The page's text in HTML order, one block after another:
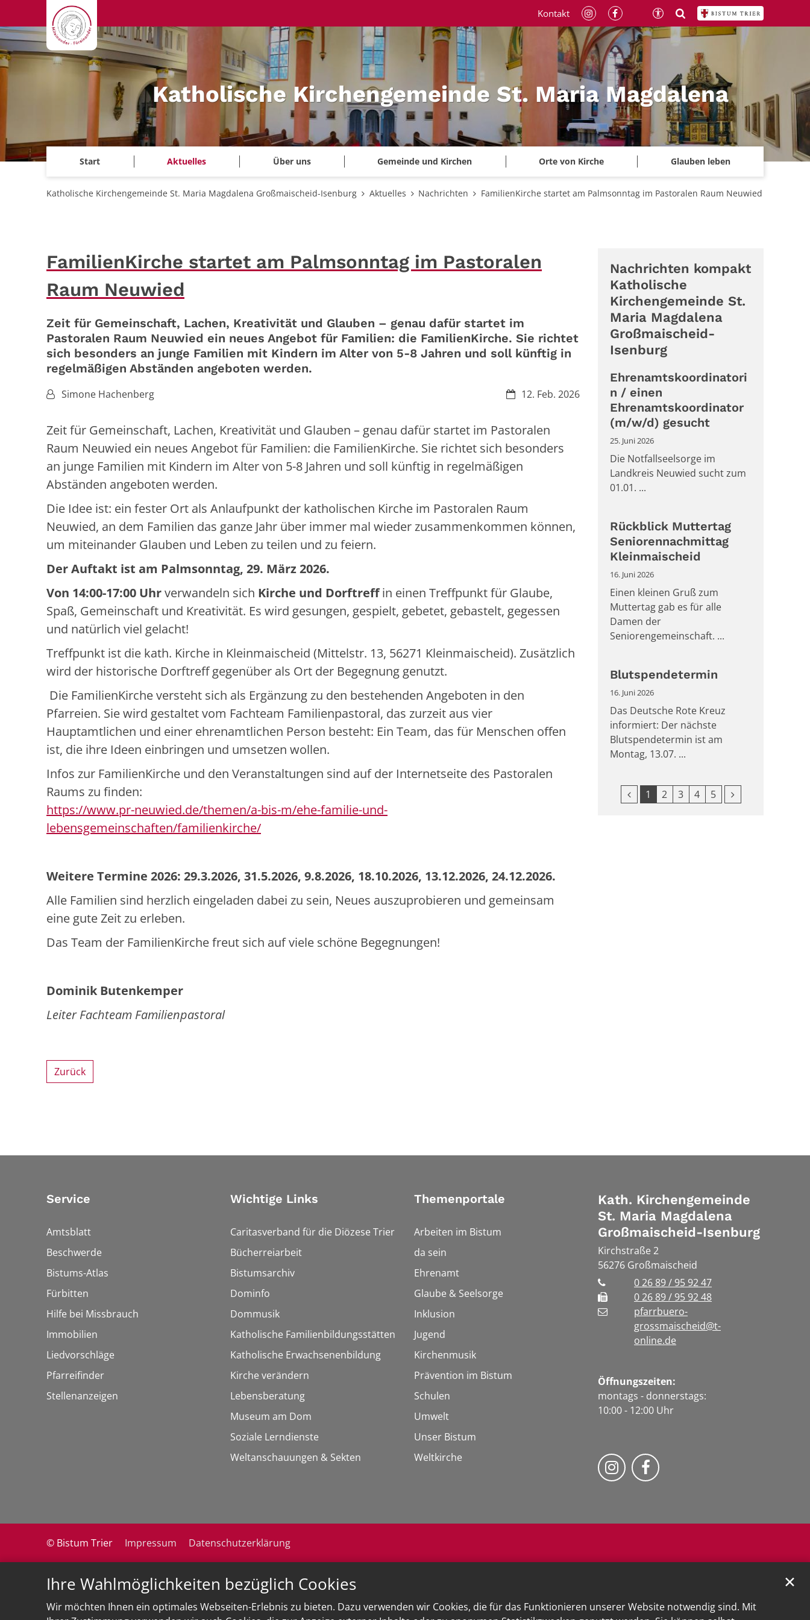
Ihre Wahlmöglichkeiten bezüglich Cookies
Wir möchten Ihnen ein optimales Webseiten-Erlebnis zu bieten. Dazu verwenden wir Cookies, die für das Funktionieren unserer Website notwendig sind. Mit
✕
Zum Inhalt springen
Katholische Kirchengemeinde St. Maria Magdalena
Start Aktuelles Über uns Gemeinde und Kirchen Orte von Kirche Glauben leben
Kontakt
Katholische Kirchengemeinde St. Maria Magdalena Großmaischeid-Isenburg Aktuelles Nachrichten FamilienKirche startet am Palmsonntag im Pastoralen Raum Neuwied
FamilienKirche startet am Palmsonntag im Pastoralen
Raum Neuwied
Zeit für Gemeinschaft, Lachen, Kreativität und Glauben – genau dafür startet im
Pastoralen Raum Neuwied ein neues Angebot für Familien: die FamilienKirche. Sie richtet
sich besonders an junge Familien mit Kindern im Alter von 5-8 Jahren und soll künftig in
regelmäßigen Abständen angeboten werden.
Datum:12. Feb. 2026
Von:Simone Hachenberg
Zeit für Gemeinschaft, Lachen, Kreativität und Glauben – genau dafür startet im Pastoralen
Raum Neuwied ein neues Angebot für Familien: die FamilienKirche. Sie richtet sich besonders
an junge Familien mit Kindern im Alter von 5-8 Jahren und soll künftig in regelmäßigen
Abständen angeboten werden.
Die Idee ist: ein fester Ort als Anlaufpunkt der katholischen Kirche im Pastoralen Raum
Neuwied, an dem Familien das ganze Jahr über immer mal wieder zusammenkommen können,
um miteinander Glauben und Leben zu teilen und zu feiern.
Der Auftakt ist am Palmsonntag, 29. März 2026.
Von 14:00-17:00 Uhrverwandeln sich Kirche und Dorftreffin einen Treffpunkt für Glaube,
Spaß, Gemeinschaft und Kreativität. Es wird gesungen, gespielt, gebetet, gebastelt, gegessen
und natürlich viel gelacht!
Treffpunkt ist die kath. Kirche in Kleinmaischeid (Mittelstr. 13, 56271 Kleinmaischeid). Zusätzlich
wird der historische Dorftreff gegenüber als Ort der Begegnung genutzt.
Die FamilienKirche versteht sich als Ergänzung zu den bestehenden Angeboten in den
Pfarreien. Sie wird gestaltet vom Fachteam Familienpastoral, das zurzeit aus vier
Hauptamtlichen und einer ehrenamtlichen Person besteht: Ein Team, das für Menschen offen
ist, die ihre Ideen einbringen und umsetzen wollen.
Infos zur FamilienKirche und den Veranstaltungen sind auf der Internetseite des Pastoralen
Raums zu finden:
https://www.pr-neuwied.de/themen/a-bis-m/ehe-familie-und-
lebensgemeinschaften/familienkirche/
Weitere Termine 2026: 29.3.2026, 31.5.2026, 9.8.2026, 18.10.2026, 13.12.2026, 24.12.2026.
Alle Familien sind herzlich eingeladen dabei zu sein, Neues auszuprobieren und gemeinsam
eine gute Zeit zu erleben.
Das Team der FamilienKirche freut sich auf viele schöne Begegnungen!
Dominik Butenkemper
Leiter Fachteam Familienpastoral
Zurück
Nachrichten kompakt
Katholische
Kirchengemeinde St.
Maria Magdalena
Großmaischeid-
Isenburg
Ehrenamtskoordinatori
n / einen
Ehrenamtskoordinator
(m/w/d) gesucht
25. Juni 2026
Die Notfallseelsorge im
Landkreis Neuwied sucht zum
01.01. ...
Rückblick Muttertag
Seniorennachmittag
Kleinmaischeid
16. Juni 2026
Einen kleinen Gruß zum
Muttertag gab es für alle
Damen der
Seniorengemeinschaft. ...
Blutspendetermin
16. Juni 2026
Das Deutsche Rote Kreuz
informiert: Der nächste
Blutspendetermin ist am
Montag, 13.07. ...
Vorherige Seite
1 2 3 4 5 Nächste Seite
Service
Amtsblatt
Beschwerde
Bistums-Atlas
Fürbitten
Hilfe bei Missbrauch
Immobilien
Liedvorschläge
Pfarreifinder
Stellenanzeigen
Wichtige Links
Caritasverband für die Diözese Trier
Bücherreiarbeit
Bistumsarchiv
Dominfo
Dommusik
Katholische Familienbildungsstätten
Katholische Erwachsenenbildung
Kirche verändern
Lebensberatung
Museum am Dom
Soziale Lerndienste
Weltanschauungen & Sekten
Themenportale
Arbeiten im Bistum
da sein
Ehrenamt
Glaube & Seelsorge
Inklusion
Jugend
Kirchenmusik
Prävention im Bistum
Schulen
Umwelt
Unser Bistum
Weltkirche
Kath. Kirchengemeinde
St. Maria Magdalena
Großmaischeid-Isenburg
Kirchstraße 2
56276 Großmaischeid
0 26 89 / 95 92 47
0 26 89 / 95 92 48
pfarrbuero-
grossmaischeid@t-
online.de
Öffnungszeiten:
montags - donnerstags:
10:00 - 12:00 Uhr
Folge uns auf Instragram
Fogle uns auf Facebook
© Bistum Trier Impressum Datenschutzerklärung